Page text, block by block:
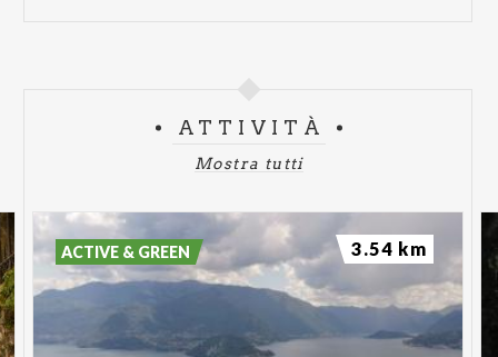
ATTIVITÀ
Mostra tutti
ACTIVE & GREEN 3.54 km